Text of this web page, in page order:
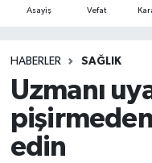
Asayiş Vefat
HABERLER SAĞLIK
Uzmanı
edin
Ulusal Haberler
Vefat Edenler